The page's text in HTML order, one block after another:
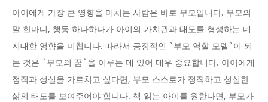
아이에게 가장 큰 영향을 미치는 사람은 바로 부모입니다. 부모의
말 한마디, 행동 하나하나가 아이의 가치관과 태도를 형성하는 데
지대한 영향을 미칩니다. 따라서 긍정적인 `부모 역할 모델`이 되
는 것은 `부모의 꿈`을 이루는 데 있어 매우 중요합니다. 아이에게
정직과 성실을 가르치고 싶다면, 부모 스스로가 정직하고 성실한
삶의 태도를 보여주어야 합니다. 책 읽는 아이를 원한다면, 부모가